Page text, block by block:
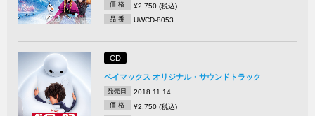
価 格 ¥2,750 (税込)
品 番 UWCD-8053
CD
ベイマックス オリジナル・サウンドトラック
発売日 2018.11.14
価 格 ¥2,750 (税込)